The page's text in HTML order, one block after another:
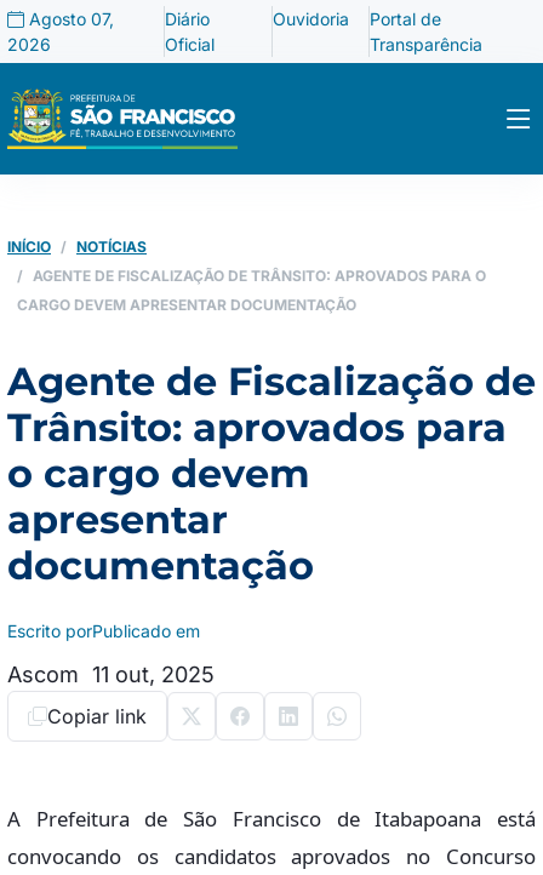
Agosto 07,
2026
Diário
Oficial
Ouvidoria
Portal de
Transparência
INÍCIO
NOTÍCIAS
AGENTE DE FISCALIZAÇÃO DE TRÂNSITO: APROVADOS PARA O
CARGO DEVEM APRESENTAR DOCUMENTAÇÃO
Agente de Fiscalização de
Trânsito: aprovados para
o cargo devem
apresentar
documentação
Escrito por
Ascom
Publicado em
11 out, 2025
Copiar link
A Prefeitura de São Francisco de Itabapoana está
convocando os candidatos aprovados no Concurso